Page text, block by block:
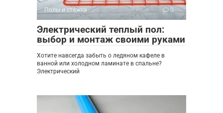
Полы и стяжка 0
Электрический теплый пол:
выбор и монтаж своими руками
Хотите навсегда забыть о ледяном кафеле в
ванной или холодном ламинате в спальне?
Электрический